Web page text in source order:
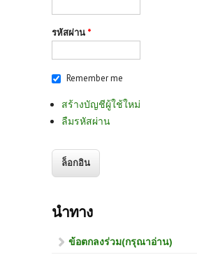
รหัสผ่าน *
Remember me
สร้างบัญชีผู้ใช้ใหม่
ลืมรหัสผ่าน
นำทาง
ข้อตกลงร่วม(กรุณาอ่าน)